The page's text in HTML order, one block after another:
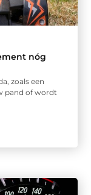
nóg
zoals een
pand of wordt